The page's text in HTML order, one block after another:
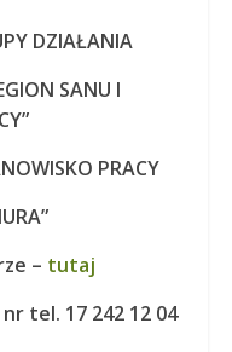
DZIAŁANIA
SANU I
PRACY
– tutaj
tel. 17 242 12 04